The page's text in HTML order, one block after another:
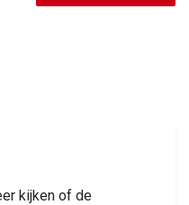
kijken of de